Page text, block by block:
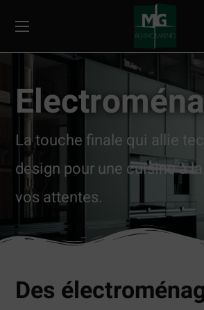
La touche finale qui allie
design pour une cuisine à
vos attentes.
Des